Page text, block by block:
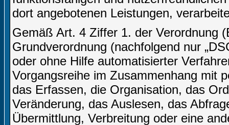
dort angebotenen Leistungen,
Gemäß Art. 4 Ziffer 1. der Verordnung
Grundverordnung (nachfolgend nur
oder ohne Hilfe automatisierter
Vorgangsreihe im Zusammenhang mit
das Erfassen, die Organisation, das
Veränderung, das Auslesen, das
Übermittlung, Verbreitung oder eine